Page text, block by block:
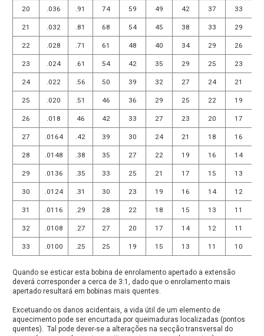
20 .036 .91 74 59 49 42 37 33
21 .032 .81 68 54 45 38 33 29
22 .028 .71 61 48 40 34 29 26
23 .024 .61 54 42 35 29 25 23
24 .022 .56 50 39 32 27 24 21
25 .020 .51 46 36 29 25 22 19
26 .018 46 42 33 27 23 20 17
27 .0164 .42 39 30 24 21 18 16
28 .0148 .38 35 27 22 19 16 14
29 .0136 .35 33 25 21 17 15 13
30 .0124 .31 30 23 19 16 14 12
31 .0116 .29 28 22 18 15 13 11
32 .0108 .27 27 20 17 14 12 11
33 .0100 .25 25 19 15 13 11 10
Quando se esticar esta bobina de enrolamento apertado a extensão
deverá corresponder a cerca de 3:1, dado que o enrolamento mais
apertado resultará em bobinas mais quentes.
Excetuando os danos acidentais, a vida útil de um elemento de
aquecimento pode ser encurtada por queimaduras localizadas (pontos
quentes). Tal pode dever-se a alterações na secção transversal do